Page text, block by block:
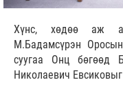
Хүнс, хөдөө аж
М.Бадамсүрэн
суугаа Онц бөгөөд
Николаевич